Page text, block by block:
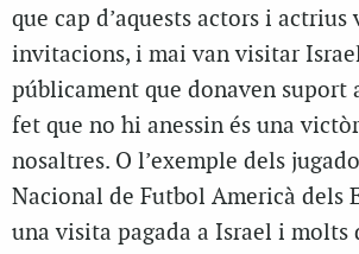
que cap d’aquests actors i actrius
invitacions, i mai van visitar
públicament que donaven suport
fet que no hi anessin és una
nosaltres. O l’exemple dels
Nacional de Futbol Americà dels
una visita pagada a Israel i molts